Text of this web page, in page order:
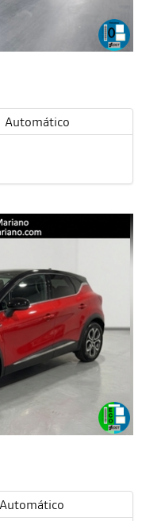
Automático